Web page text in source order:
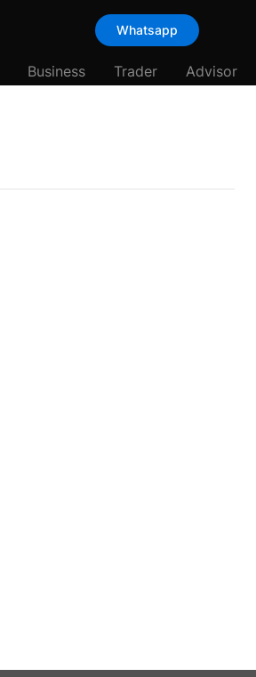
Whatsapp
Business Trader Advisor